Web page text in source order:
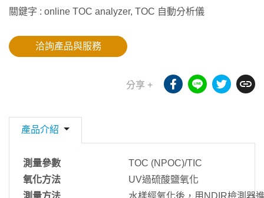
關鍵字 : online TOC analyzer, TOC 自動分析儀
洽詢產品與服務
分享 +
產品介紹
測量參數
TOC (NPOC)/TIC
氧化方法
UV過硫酸鹽氧化